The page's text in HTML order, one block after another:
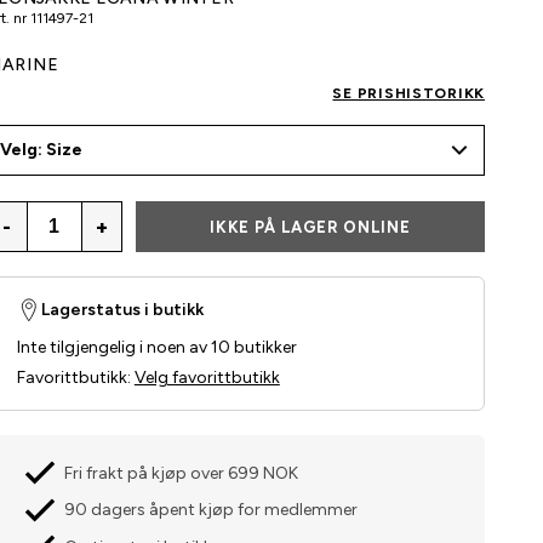
nr 111497-21
SE PRISHISTORIKK
Velg: Size
- + IKKE PÅ LAGER ONLINE
Lagerstatus i butikk
Inte tilgjengelig i noen av 10 butikker
Favorittbutikk: Velg favorittbutikk
Fri frakt på kjøp over 699 NOK
90 dagers åpent kjøp for medlemmer